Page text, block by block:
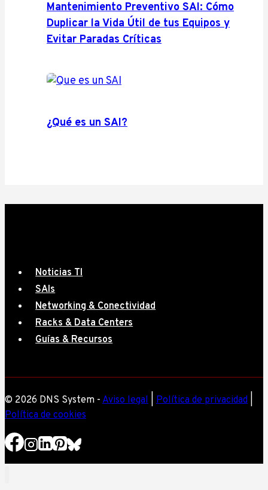
Mantenimiento Preventivo SAI: Cómo
Duplicar la Vida Útil de tus Equipos y
Evitar Paradas Críticas
¿Qué es un SAI?
Noticias TI
SAIs
Networking & Conectividad
Racks & Data Centers
Guías & Recursos
© 2026 DNS System - Aviso legal Política de privacidad
Política de cookies